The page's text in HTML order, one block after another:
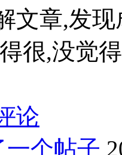
文章,发
很,没觉
论
一个帖子